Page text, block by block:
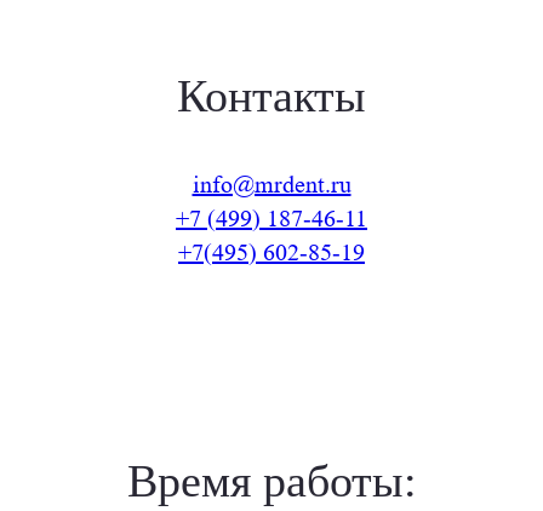
Контакты
info@mrdent.ru
+7 (499) 187-46-11
+7(495) 602-85-19
Время работы: